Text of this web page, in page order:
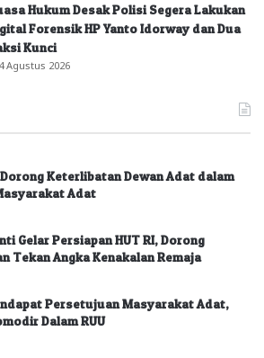
Hukum Desak Polisi Segera Lakukan
Forensik HP Yanto Idorway dan Dua
Kunci
4 Agustus 2026
Keterlibatan Dewan Adat dalam
Adat
Gelar Persiapan HUT RI, Dorong
Tekan Angka Kenakalan Remaja
Persetujuan Masyarakat Adat,
Dalam RUU